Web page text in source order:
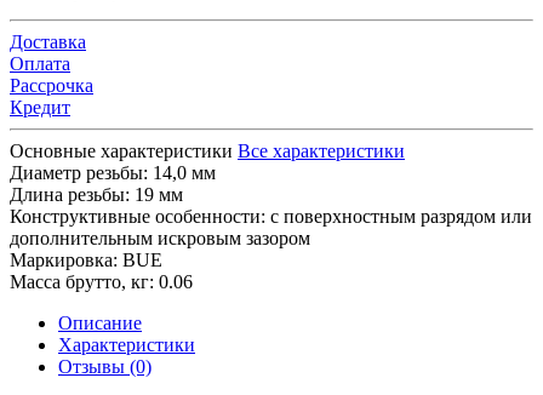
Доставка
Оплата
Рассрочка
Кредит
Основные характеристики Все характеристики
Диаметр резьбы: 14,0 мм
Длина резьбы: 19 мм
Конструктивные особенности: с поверхностным разрядом или
дополнительным искровым зазором
Маркировка: BUE
Масса брутто, кг: 0.06
Описание
Характеристики
Отзывы (0)